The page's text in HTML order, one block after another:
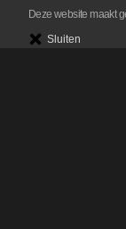
Deze website maakt
Sluiten